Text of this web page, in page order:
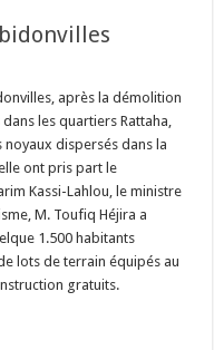
après la démolition
les quartiers Rattaha,
noyaux dispersés dans la
ont pris part le
Kassi-Lahlou, le ministre
M. Toufiq Héjira a
1.500 habitants
lots de terrain équipés au
gratuits.